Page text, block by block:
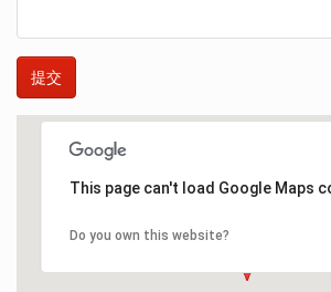
This page can't load Google Maps
Do you own this website?